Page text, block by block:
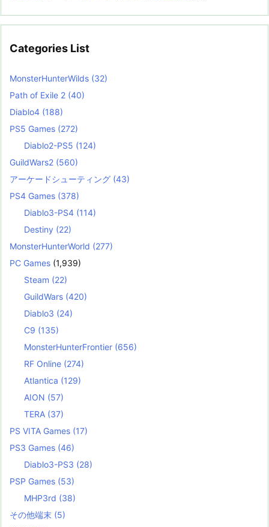
Categories List
MonsterHunterWilds (32)
Path of Exile 2 (40)
Diablo4 (188)
PS5 Games (272)
Diablo2-PS5 (124)
GuildWars2 (560)
アーケードシューティング (43)
PS4 Games (378)
Diablo3-PS4 (114)
Destiny (22)
MonsterHunterWorld (277)
PC Games (1,939)
Steam (22)
GuildWars (420)
Diablo3 (24)
C9 (135)
MonsterHunterFrontier (656)
RF Online (274)
Atlantica (129)
AION (57)
TERA (37)
PS VITA Games (17)
PS3 Games (46)
Diablo3-PS3 (28)
PSP Games (53)
MHP3rd (38)
その他端末 (5)